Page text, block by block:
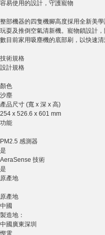
容易使用的設計，守護寵物
整部機器的四隻機腳高度採用全新美
玩耍及推倒空氣清新機。寵物鎖設計
數目前家用吸塵機的底部刷，以快速清
技術規格
設計規格
顏色
沙塵
產品尺寸 (寬 x 深 x 高)
254 x 526.6 x 601 mm
功能
PM2.5 感測器
是
AeraSense 技術
是
原產地
原產地
中國
製造地：
中國廣東深圳
慳電